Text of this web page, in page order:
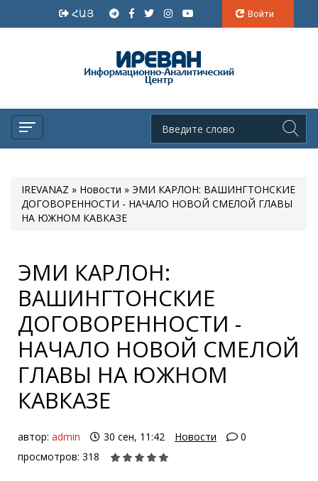
ՀԱՅ Войти
IREVANAZ » Новости » ЭМИ КАРЛОН: ВАШИНГТОНСКИЕ
ДОГОВОРЕННОСТИ - НАЧАЛО НОВОЙ СМЕЛОЙ ГЛАВЫ
НА ЮЖНОМ КАВКАЗЕ
ЭМИ КАРЛОН:
ВАШИНГТОНСКИЕ
ДОГОВОРЕННОСТИ -
НАЧАЛО НОВОЙ СМЕЛОЙ
ГЛАВЫ НА ЮЖНОМ
КАВКАЗЕ
автор: admin 30 сен, 11:42 Новости
0
просмотров: 318